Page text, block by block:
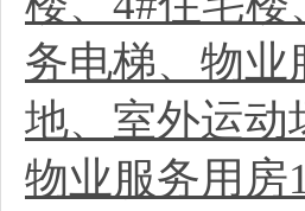
务电梯、物业
地、室外运动
物业服务用房